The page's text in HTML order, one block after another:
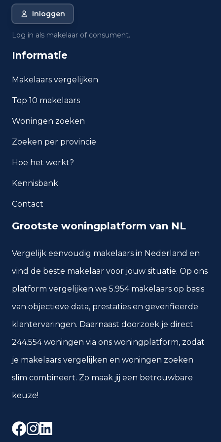
Schoot?
Wat is de gemiddelde WOZ-
inkomen per inwoner in Budel-
Hoe veilig is wonen in Budel-
het meest voor in Budel-Schoot?
Inloggen
Log in als makelaar of consument.
Informatie
Makelaars vergelijken
Top 10 makelaars
Woningen zoeken
Zoeken per provincie
Hoe het werkt?
Kennisbank
Contact
Grootste woningplatform van NL
Vergelijk eenvoudig makelaars in Nederland en
vind de beste makelaar voor jouw situatie. Op ons
platform vergelijken we 5.954 makelaars op basis
van objectieve data, prestaties en geverifieerde
klantervaringen. Daarnaast doorzoek je direct
244.554 woningen via ons woningplatform, zodat
je makelaars vergelijken en woningen zoeken
slim combineert. Zo maak jij een betrouwbare
keuze!
Facebook
Instagram
LinkedIn